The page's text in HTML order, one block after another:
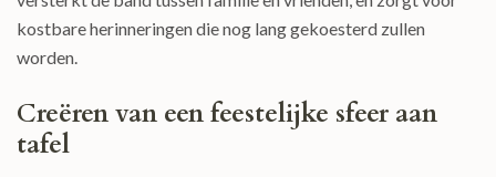
kostbare herinneringen die nog lang gekoesterd zullen
worden.
Creëren van een feestelijke sfeer aan
tafel